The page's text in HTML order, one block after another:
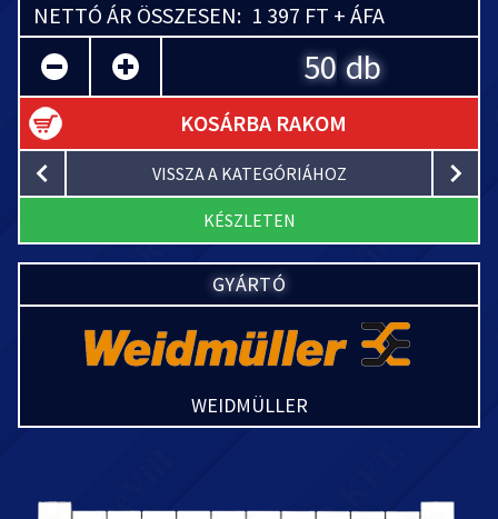
NETTÓ ÁR ÖSSZESEN: 1 397 FT + ÁFA
db
KOSÁRBA RAKOM
VISSZA A KATEGÓRIÁHOZ
KÉSZLETEN
GYÁRTÓ
WEIDMÜLLER